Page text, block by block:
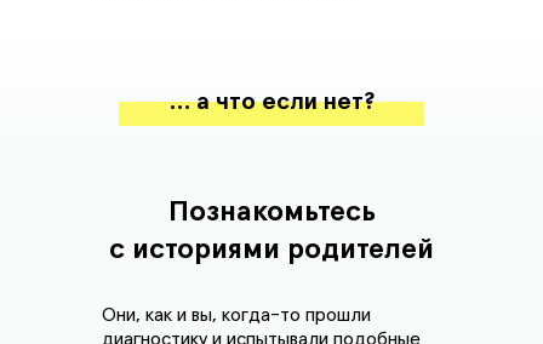
… а что если нет?
Познакомьтесь
с историями родителей
Они, как и вы, когда-то прошли
диагностику и испытывали подобные